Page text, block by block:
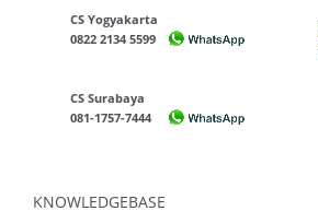
CS Yogyakarta
0822 2134 5599
CS Surabaya
081-1757-7444
KNOWLEDGEBASE